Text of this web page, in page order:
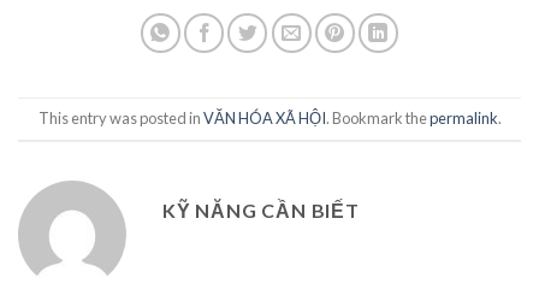
This entry was posted inVĂN HÓA XÃ HỘI. Bookmark thepermalink.
KỸ NĂNG CẦN BIẾT